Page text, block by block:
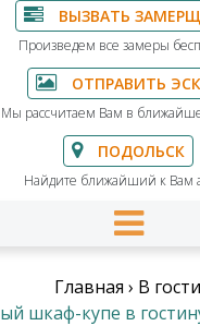
ВЫЗВАТЬ
Произведем все замеры
ОТПРАВИТЬ
Мы рассчитаем Вам в
ПОДОЛЬСК
Найдите ближайший к Вам
Главная › В
шкаф-купе в